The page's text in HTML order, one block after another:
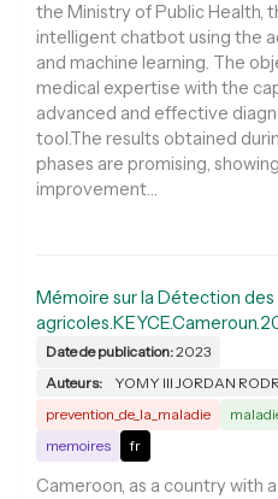
the Ministry of Public Health,
intelligent chatbot using the
and machine learning. The
medical expertise with the
advanced and effective
tool.The results obtained
phases are promising,
improvement…
Mémoire sur la Détection
Date de publication:2023
Auteurs:
YOMY III JORDAN
prevention_de_la_maladie
memoires
fr
Cameroon, as a country with